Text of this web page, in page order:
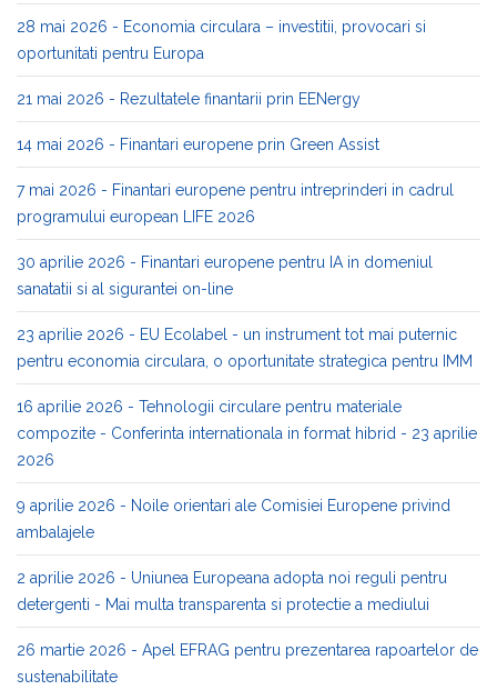
28 mai 2026 - Economia circulara – investitii, provocari si
oportunitati pentru Europa
21 mai 2026 - Rezultatele finantarii prin EENergy
14 mai 2026 - Finantari europene prin Green Assist
7 mai 2026 - Finantari europene pentru intreprinderi in cadrul
programului european LIFE 2026
30 aprilie 2026 - Finantari europene pentru IA in domeniul
sanatatii si al sigurantei on-line
23 aprilie 2026 - EU Ecolabel - un instrument tot mai puternic
pentru economia circulara, o oportunitate strategica pentru IMM
16 aprilie 2026 - Tehnologii circulare pentru materiale
compozite - Conferinta internationala in format hibrid - 23 aprilie
2026
9 aprilie 2026 - Noile orientari ale Comisiei Europene privind
ambalajele
2 aprilie 2026 - Uniunea Europeana adopta noi reguli pentru
detergenti - Mai multa transparenta si protectie a mediului
26 martie 2026 - Apel EFRAG pentru prezentarea rapoartelor de
sustenabilitate